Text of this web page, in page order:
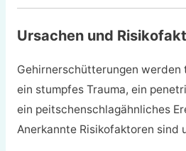
Ursachen und
Gehirnerschütterungen
ein stumpfes Trauma, ein
ein peitschenschlagähnliches
Anerkannte Risikofaktoren sind